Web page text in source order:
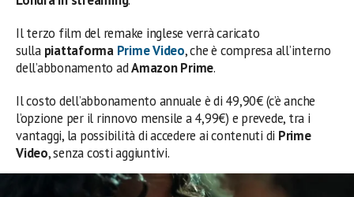
Il terzo film del remake inglese verrà caricato
sulla piattaforma Prime Video, che è compresa all’interno
dell’abbonamento adAmazon Prime.
Il costo dell’abbonamento annuale è di 49,90€ (c’è anche
l’opzione per il rinnovo mensile a 4,99€) e prevede, tra i
vantaggi, la possibilità di accedere ai contenuti di Prime
Video, senza costi aggiuntivi.